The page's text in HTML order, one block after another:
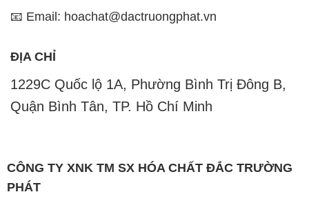
📧 Email: hoachat@dactruongphat.vn
ĐỊA CHỈ
1229C Quốc lộ 1A, Phường Bình Trị Đông B,
Quận Bình Tân, TP. Hồ Chí Minh
CÔNG TY XNK TM SX HÓA CHẤT ĐẮC TRƯỜNG
PHÁT